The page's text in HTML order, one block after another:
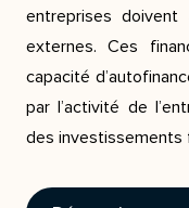
entreprises
externes. Ces
capacité
par l’activité de
des investissements